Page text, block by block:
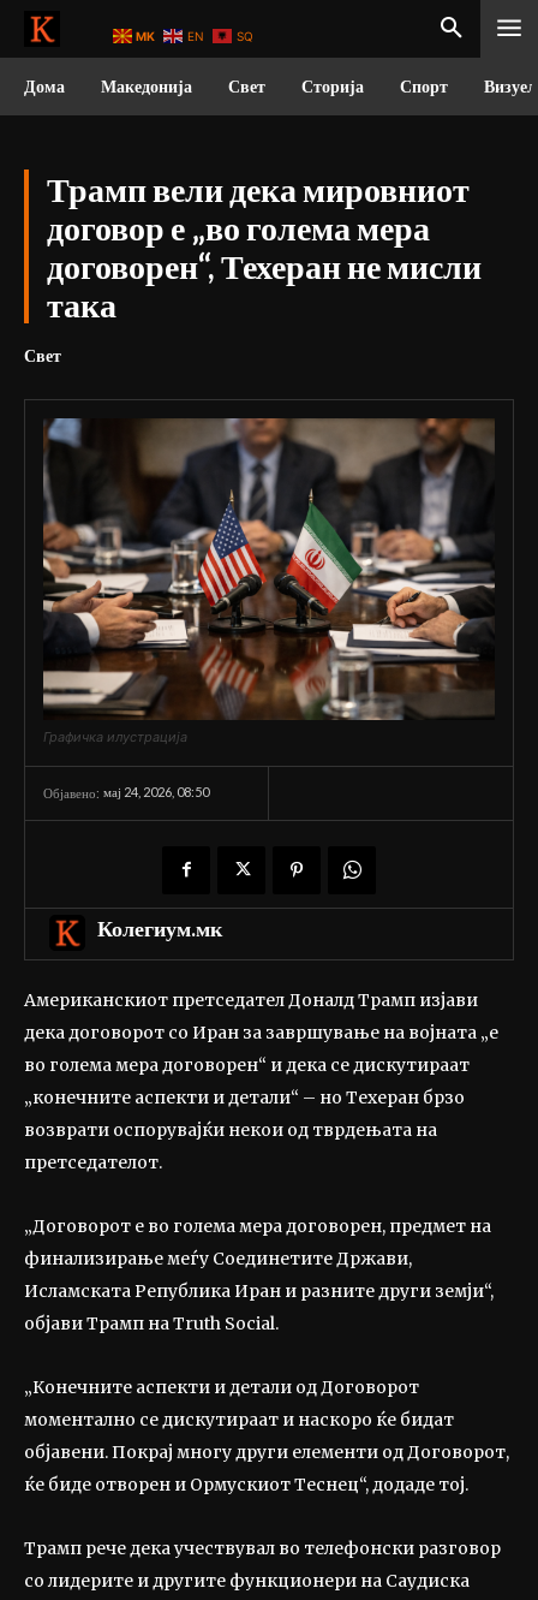
Дома Македонија Свет Сторија Спорт
Трамп вели дека мировниот
договор е „во голема мера
договорен“, Техеран не мисли
така
Свет
Графичка илустрација
Објавено: мај 24, 2026, 08:50
Колегиум.мк
Американскиот претседател Доналд Трамп изјави
дека договорот со Иран за завршување на војната „е
во голема мера договорен“ и дека се дискутираат
„конечните аспекти и детали“ – но Техеран брзо
возврати оспорувајќи некои од тврдењата на
претседателот.
„Договорот е во голема мера договорен, предмет на
финализирање меѓу Соединетите Држави,
Исламската Република Иран и разните други земји“,
објави Трамп на Truth Social.
„Конечните аспекти и детали од Договорот
моментално се дискутираат и наскоро ќе бидат
објавени. Покрај многу други елементи од Договорот,
ќе биде отворен и Ормускиот Теснец“, додаде тој.
Трамп рече дека учествувал во телефонски разговор
со лидерите и другите функционери на Саудиска
MK EN SQ